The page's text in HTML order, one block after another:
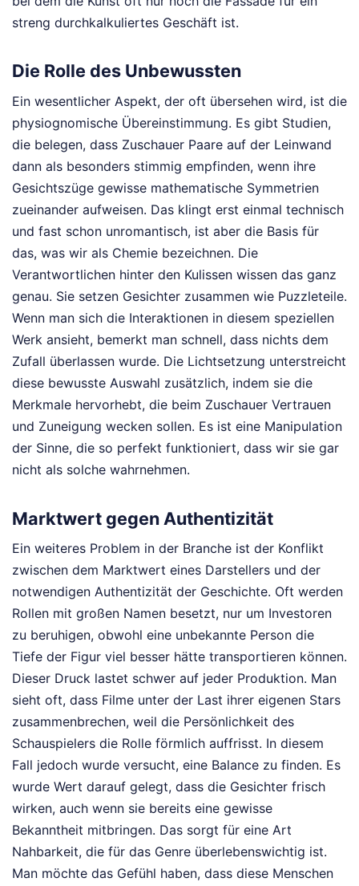
streng durchkalkuliertes Geschäft ist.
Die Rolle des Unbewussten
Ein wesentlicher Aspekt, der oft übersehen wird, ist die
physiognomische Übereinstimmung. Es gibt Studien,
die belegen, dass Zuschauer Paare auf der Leinwand
dann als besonders stimmig empfinden, wenn ihre
Gesichtszüge gewisse mathematische Symmetrien
zueinander aufweisen. Das klingt erst einmal technisch
und fast schon unromantisch, ist aber die Basis für
das, was wir als Chemie bezeichnen. Die
Verantwortlichen hinter den Kulissen wissen das ganz
genau. Sie setzen Gesichter zusammen wie Puzzleteile.
Wenn man sich die Interaktionen in diesem speziellen
Werk ansieht, bemerkt man schnell, dass nichts dem
Zufall überlassen wurde. Die Lichtsetzung unterstreicht
diese bewusste Auswahl zusätzlich, indem sie die
Merkmale hervorhebt, die beim Zuschauer Vertrauen
und Zuneigung wecken sollen. Es ist eine Manipulation
der Sinne, die so perfekt funktioniert, dass wir sie gar
nicht als solche wahrnehmen.
Marktwert gegen Authentizität
Ein weiteres Problem in der Branche ist der Konflikt
zwischen dem Marktwert eines Darstellers und der
notwendigen Authentizität der Geschichte. Oft werden
Rollen mit großen Namen besetzt, nur um Investoren
zu beruhigen, obwohl eine unbekannte Person die
Tiefe der Figur viel besser hätte transportieren können.
Dieser Druck lastet schwer auf jeder Produktion. Man
sieht oft, dass Filme unter der Last ihrer eigenen Stars
zusammenbrechen, weil die Persönlichkeit des
Schauspielers die Rolle förmlich auffrisst. In diesem
Fall jedoch wurde versucht, eine Balance zu finden. Es
wurde Wert darauf gelegt, dass die Gesichter frisch
wirken, auch wenn sie bereits eine gewisse
Bekanntheit mitbringen. Das sorgt für eine Art
Nahbarkeit, die für das Genre überlebenswichtig ist.
Man möchte das Gefühl haben, dass diese Menschen